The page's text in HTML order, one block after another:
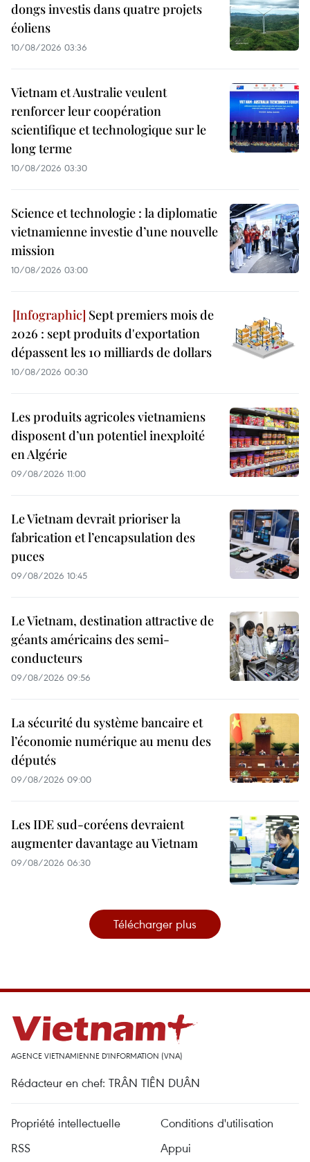
dongs investis dans quatre projets
éoliens
10/08/2026 03:36
Vietnam et Australie veulent
renforcer leur coopération
scientifique et technologique sur le
long terme
10/08/2026 03:30
Science et technologie : la diplomatie
vietnamienne investie d’une nouvelle
mission
10/08/2026 03:00
Sept premiers mois de
2026 : sept produits d'exportation
dépassent les 10 milliards de dollars
10/08/2026 00:30
Les produits agricoles vietnamiens
disposent d’un potentiel inexploité
en Algérie
09/08/2026 11:00
Le Vietnam devrait prioriser la
fabrication et l’encapsulation des
puces
09/08/2026 10:45
Le Vietnam, destination attractive de
géants américains des semi-
conducteurs
09/08/2026 09:56
La sécurité du système bancaire et
l’économie numérique au menu des
députés
09/08/2026 09:00
Les IDE sud-coréens devraient
augmenter davantage au Vietnam
09/08/2026 06:30
Télécharger plus
AGENCE VIETNAMIENNE D'INFORMATION (VNA)
Rédacteur en chef: TRÂN TIÊN DUÂN
Propriété intellectuelle
Conditions d'utilisation
RSS
Appui